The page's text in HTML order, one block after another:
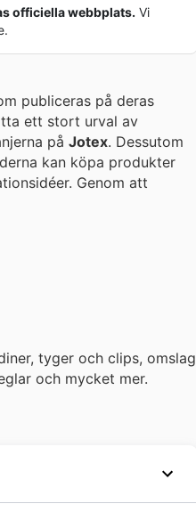
officiella webbplats. Vi
publiceras på deras
ett stort urval av
på Jotex. Dessutom
kan köpa produkter
Genom att
tyger och clips, omslag
och mycket mer.